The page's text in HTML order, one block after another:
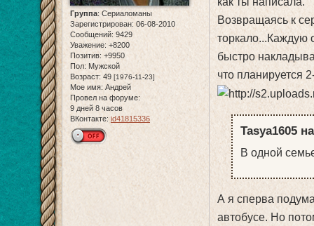
Группа: Сериаломаны
Зарегистрирован: 06-08-2010
Сообщений: 9429
Уважение: +8200
Позитив: +9950
Пол: Мужской
Возраст: 49 [1976-11-23]
Мое имя: Андрей
Провел на форуме:
9 дней 8 часов
ВКонтакте: id41815336
Возвращаясь к
торкало...Каждую
быстро
что планируется
Tasya1605
В одной
А я сперва
автобусе. Но